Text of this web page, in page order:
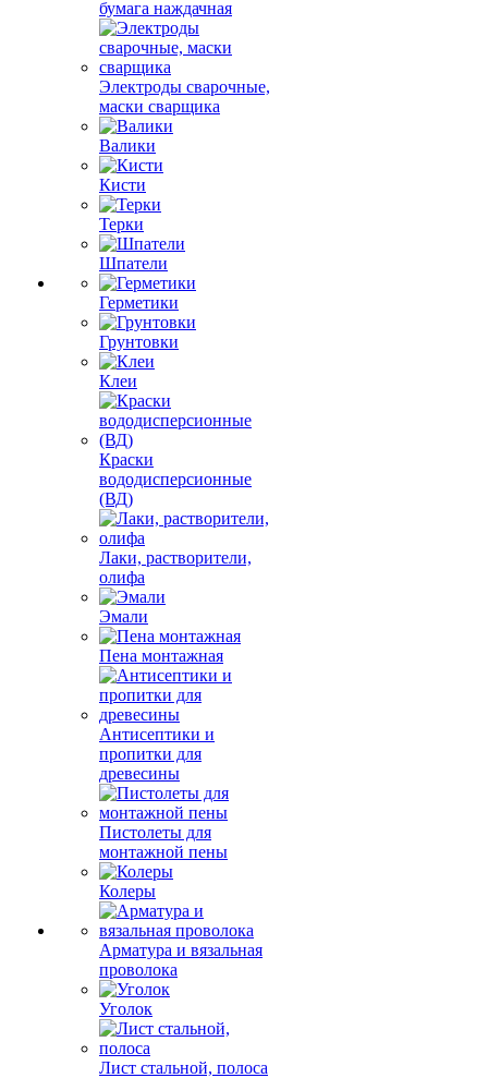
бумага наждачная
Электроды сварочные,
маски сварщика
Валики
Кисти
Терки
Шпатели
Герметики
Грунтовки
Клеи
Краски
вододисперсионные
(ВД)
Лаки, растворители,
олифа
Эмали
Пена монтажная
Антисептики и
пропитки для
древесины
Пистолеты для
монтажной пены
Колеры
Арматура и вязальная
проволока
Уголок
Лист стальной, полоса